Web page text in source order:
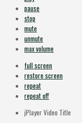
pause
stop
mute
unmute
max volume
full screen
restore screen
repeat
repeat off
jPlayer Video Title